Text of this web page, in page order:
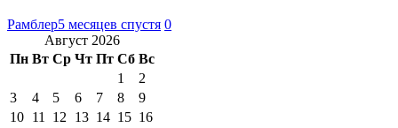
Рамблер5 месяцев спустя 0
Август 2026
Пн Вт Ср Чт Пт Сб Вс
1
2
3
4 5 6 7 8
9
10 11 12 13 14 15 16